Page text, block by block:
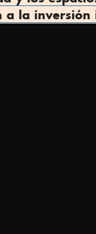
a la inversión